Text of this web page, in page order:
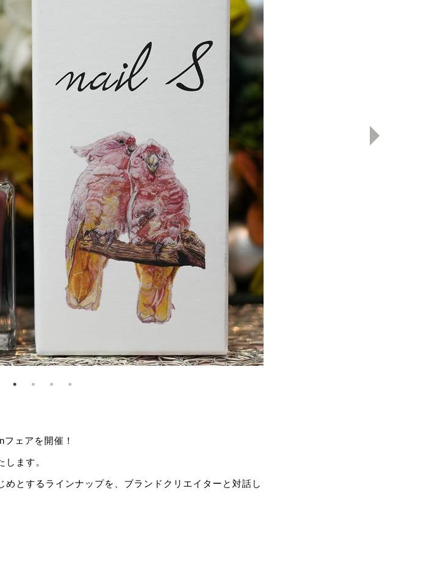
ェアを開催！
ます。
とするラインナップを、ブランドクリエイターと対話し